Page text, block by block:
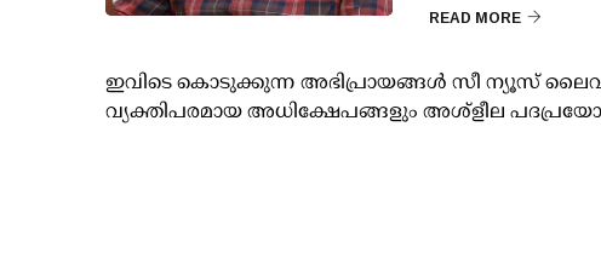
READ MORE
ഇവിടെ കൊടുക്കുന്ന അഭിപ്രായങ്ങള്‍ സീ ന്യൂസ്
വ്യക്തിപരമായ അധിക്ഷേപങ്ങളും അശ്‌ളീല